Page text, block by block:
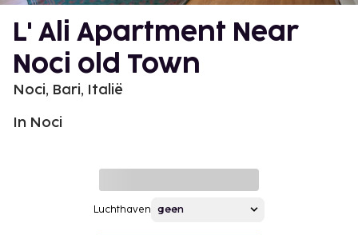
L' Ali Apartment Near
Noci old Town
Noci, Bari, Italië
In Noci
Luchthaven